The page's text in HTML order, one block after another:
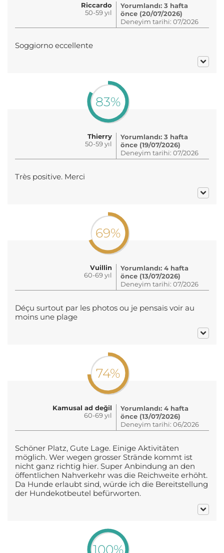
Riccardo
50-59 yıl
Yorumlandı: 3 hafta
önce (20/07/2026)
Deneyim tarihi: 07/2026
Soggiorno eccellente
83%
Thierry
50-59 yıl
Yorumlandı: 3 hafta
önce (19/07/2026)
Deneyim tarihi: 07/2026
Très positive. Merci
69%
Vuillin
60-69 yıl
Yorumlandı: 4 hafta
önce (13/07/2026)
Deneyim tarihi: 07/2026
Déçu surtout par les photos ou je pensais voir au
moins une plage
74%
Kamusal ad değil
60-69 yıl
Yorumlandı: 4 hafta
önce (13/07/2026)
Deneyim tarihi: 06/2026
Schöner Platz, Gute Lage. Einige Aktivitäten
möglich. Wer wegen grosser Strände kommt ist
nicht ganz richtig hier. Super Anbindung an den
öffentlichen Nahverkehr was die Reichweite erhöht.
Da Hunde erlaubt sind, würde ich die Bereitstellung
der Hundekotbeutel befürworten.
100%